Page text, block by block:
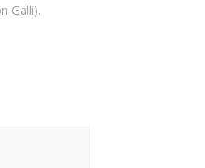
Galli).